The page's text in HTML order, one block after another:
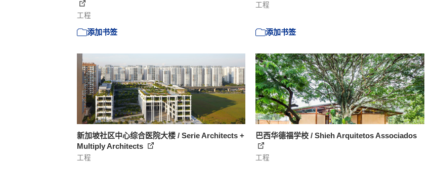
工程
添加书签
工程
添加书签
新加坡社区中心综合医院大楼 / Serie Architects +
Multiply Architects
工程
巴西华德福学校 / Shieh Arquitetos Associados
工程